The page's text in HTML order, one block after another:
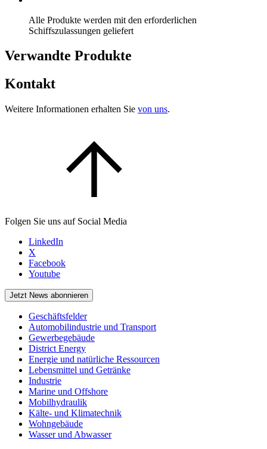
Alle Produkte werden mit den erforderlichen
Schiffszulassungen geliefert
Verwandte Produkte
Kontakt
Weitere Informationen erhalten Sie von uns.
Folgen Sie uns auf Social Media
LinkedIn
X
Facebook
Youtube
Jetzt News abonnieren
Geschäftsfelder
Automobilindustrie und Transport
Gewerbegebäude
District Energy
Energie und natürliche Ressourcen
Lebensmittel und Getränke
Industrie
Marine und Offshore
Mobilhydraulik
Kälte- und Klimatechnik
Wohngebäude
Wasser und Abwasser